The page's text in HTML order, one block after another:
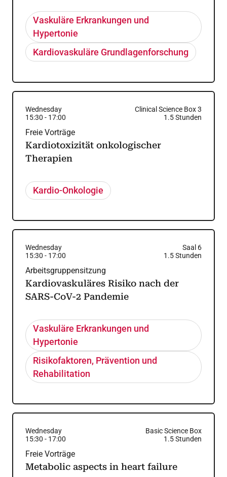
Vaskuläre Erkrankungen und
Hypertonie
Kardiovaskuläre Grundlagenforschung
Wednesday
Clinical Science Box 3
15:30 - 17:00 1.5Stunden
Freie Vorträge
Kardiotoxizität onkologischer
Therapien
Kardio-Onkologie
Wednesday
Saal 6
15:30 - 17:00 1.5Stunden
Arbeitsgruppensitzung
Kardiovaskuläres Risiko nach der
SARS-CoV-2 Pandemie
Vaskuläre Erkrankungen und
Hypertonie
Risikofaktoren, Prävention und
Rehabilitation
Wednesday
Basic Science Box
15:30 - 17:00 1.5Stunden
Freie Vorträge
Metabolic aspects in heart failure